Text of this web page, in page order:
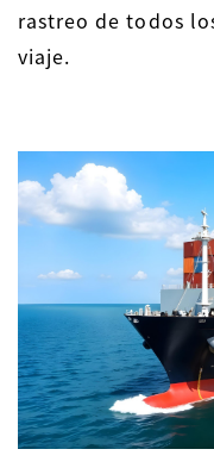
rastreo de todos
viaje.